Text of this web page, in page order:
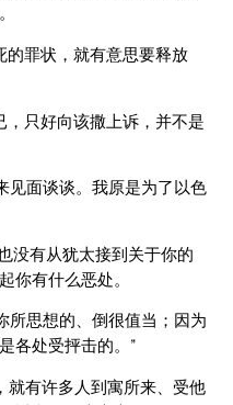
罪状，就有意思要释放
只好向该撒上诉，并不是
见面谈谈。我原是为了以色
没有从犹太接到关于你的
你有什么恶处。
所思想的、倒很值当；因为
各处受抨击的。”
就有许多人到寓所来、受他